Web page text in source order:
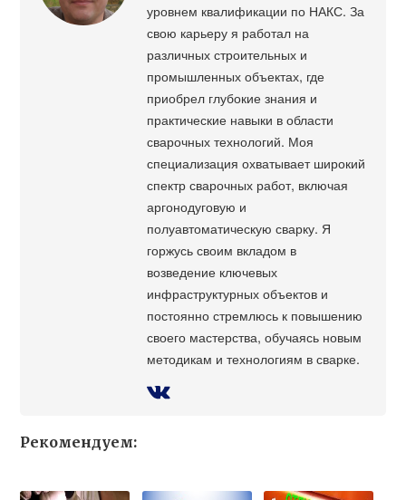
уровнем квалификации по НАКС. За
свою карьеру я работал на
различных строительных и
промышленных объектах, где
приобрел глубокие знания и
практические навыки в области
сварочных технологий. Моя
специализация охватывает широкий
спектр сварочных работ, включая
аргонодуговую и
полуавтоматическую сварку. Я
горжусь своим вкладом в
возведение ключевых
инфраструктурных объектов и
постоянно стремлюсь к повышению
своего мастерства, обучаясь новым
методикам и технологиям в сварке.
Рекомендуем: